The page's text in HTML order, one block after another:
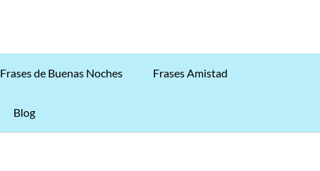
Frases de Buenas Noches Frases Amistad
Blog